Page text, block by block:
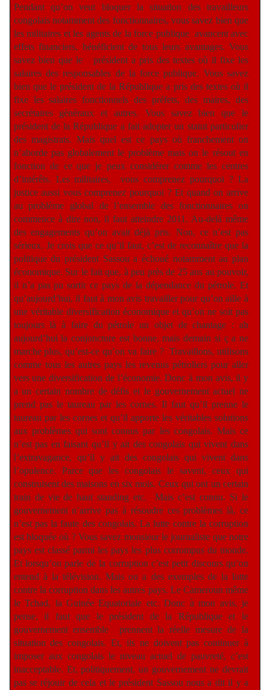
Pendant qu’on veut bloquer la situation des travailleurs
congolais notamment des fonctionnaires, vous savez bien que
les militaires et les agents de la force publique avancent avec
effets financiers, bénéficient de tous leurs avantages. Vous
savez bien que le
président a pris des textes où il fixe les
salaires des responsables de la force publique. Vous savez
bien que le président de la République a pris des textes où il
fixe les salaires fonctionnels des préfets, des maires, des
secrétaires généraux et autres. Vous savez bien que le
président de la République a fait adopter un statut particulier
des magistrats. Mais quel est ce pays où franchement on
n’aborde pas globalement le problème mais on le résout en
fonction de ce que je peux considérer comme les centres
d’intérêts. Les militaires,
vous comprenez pourquoi ? La
justice aussi vous comprenez pourquoi ? Et quand on arrive
au problème global de l’ensemble des fonctionnaires on
commence à dire non, il faut atteindre 2011. Au-delà même
des engagements qu’on avait déjà pris. Non, ce n’est pas
sérieux. Je crois que ce qu’il faut, c’est de reconnaître que la
politique du président Sassou a échoué notamment au plan
économique. Sur le fait que, à peu près de 25 ans au pouvoir,
il n’a pas pu sortir ce pays de la dépendance du pétrole. Et
qu’aujourd’hui, il faut à mon avis travailler pour qu’on aille à
une véritable diversification économique et qu’on ne soit pas
toujours là à faire du pétrole un objet de chantage : ah
aujourd’hui la conjoncture est bonne, mais demain si ç a ne
marche plus, qu’est-ce qu’on va faire ? Travaillons, utilisons
comme tous les autres pays les revenus pétroliers pour aller
vers une diversification de l’économie. Donc à mon avis, il y
a un certain nombre de défis et le gouvernement actuel ne
prend pas le taureau par les cornes. Il faut qu’il prenne le
taureau par les cornes et qu’il apporte les véritables solutions
aux problèmes qui sont connus par les congolais. Mais ce
n’est pas en faisant qu’il y ait des congolais qui vivent dans
l’extravagance, qu’il y ait des congolais qui vivent dans
l’opulence. Parce que les congolais le savent, ceux qui
construisent des maisons en six mois. Ceux qui ont un certain
train de vie de haut standing etc.
Mais c’est connu. Si le
gouvernement n’arrive pas à résoudre ces problèmes là, ce
n’est pas la faute des congolais. La lutte contre la corruption
est bloquée où ? Vous savez monsieur le journaliste que notre
pays est classé parmi les pays les plus corrompus du monde.
Et lorsqu’on parle de la corruption c’est petit discours qu’on
entend à la télévision. Mais on a des exemples de la lutte
contre la corruption dans les autres pays. Le Cameroun même
le Tchad, la Guinée Equatoriale etc. Donc à mon avis, je
pense, il faut que le président de la République et le
gouvernement ensemble
prennent la réelle mesure de la
situation des congolais. Et, ils ne doivent pas continuer à
imposer aux congolais le niveau actuel de pauvreté, c’est
inacceptable. Et, politiquement, un gouvernement ne devrait
pas se réjouir de cela et le président Sassou nous a dit il y a